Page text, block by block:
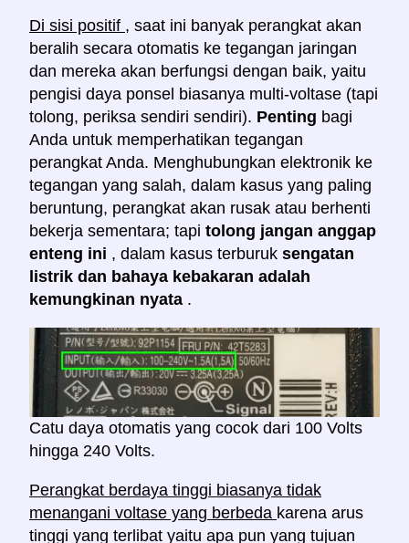
Di sisi positif , saat ini banyak perangkat akan
beralih secara otomatis ke tegangan jaringan
dan mereka akan berfungsi dengan baik, yaitu
pengisi daya ponsel biasanya multi-voltase (tapi
tolong, periksa sendiri sendiri). Penting bagi
Anda untuk memperhatikan tegangan
perangkat Anda. Menghubungkan elektronik ke
tegangan yang salah, dalam kasus yang paling
beruntung, perangkat akan rusak atau berhenti
bekerja sementara; tapi tolong jangan anggap
enteng ini , dalam kasus terburuk sengatan
listrik dan bahaya kebakaran adalah
kemungkinan nyata .
Catu daya otomatis yang cocok dari 100 Volts
hingga 240 Volts.
Perangkat berdaya tinggi biasanya tidak
menangani voltase yang berbeda karena arus
tinggi yang terlibat yaitu apa pun yang tujuan